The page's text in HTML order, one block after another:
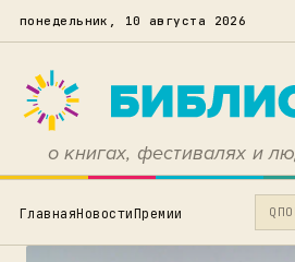
понедельник, 10 августа 2026
о книгах, фестивалях и
ГлавнаяНовостиПремии Q